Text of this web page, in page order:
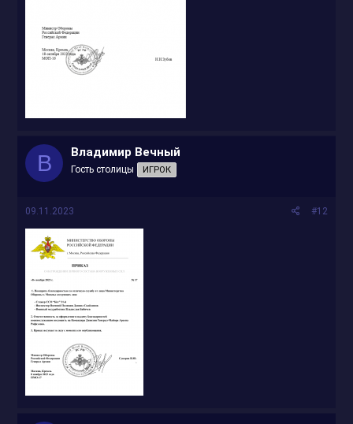
В Владимир Вечный
Гость столицы ИГРОК
09.11.2023 #12